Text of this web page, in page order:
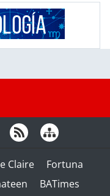
Claire
Fortuna
BATimes